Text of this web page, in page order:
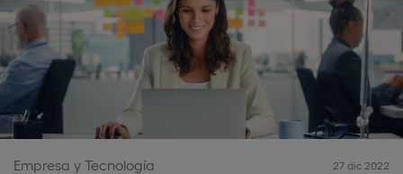
Empresa y Tecnología 27 dic 2022